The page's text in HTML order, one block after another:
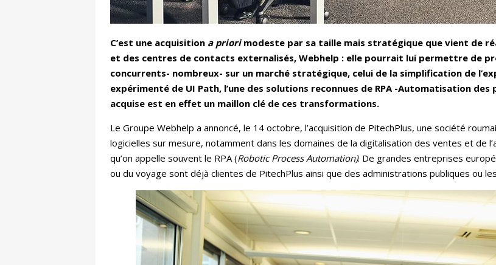
C’est une acquisition a priorimodeste par sa taille mais stratégique que vient de
et des centres de contacts externalisés, Webhelp : elle pourrait lui permettre de
concurrents- nombreux- sur un marché stratégique, celui de la simplification de
expérimenté de UI Path, l’une des solutions reconnues de RPA -Automatisation
acquise est en effet un maillon clé de ces transformations.
Le Groupe Webhelp a annoncé, le 14 octobre, l’acquisition de PitechPlus, une société
logicielles sur mesure, notamment dans les domaines de la digitalisation des ventes et de
qu’on appelle souvent le RPA (Robotic Process Automation). De grandes entreprises
ou du voyage sont déjà clientes de PitechPlus ainsi que des administrations publiques ou